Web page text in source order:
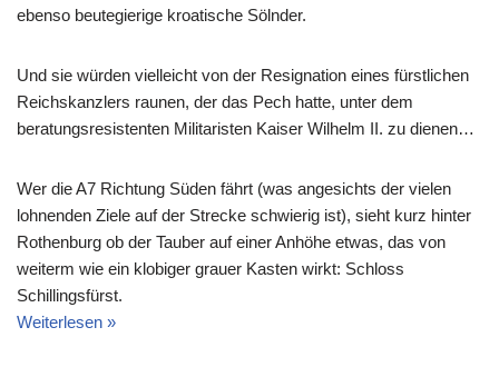
ebenso beutegierige kroatische Sölnder.
Und sie würden vielleicht von der Resignation eines fürstlichen
Reichskanzlers raunen, der das Pech hatte, unter dem
beratungsresistenten Militaristen Kaiser Wilhelm II. zu dienen…
Wer die A7 Richtung Süden fährt (was angesichts der vielen
lohnenden Ziele auf der Strecke schwierig ist), sieht kurz hinter
Rothenburg ob der Tauber auf einer Anhöhe etwas, das von
weiterm wie ein klobiger grauer Kasten wirkt: Schloss
Schillingsfürst.
Weiterlesen »